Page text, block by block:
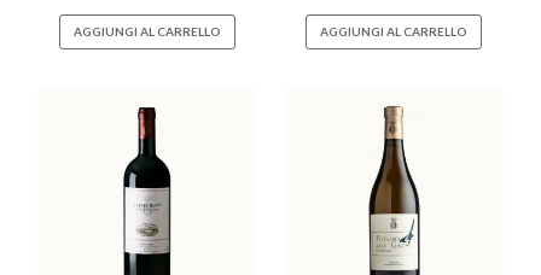
AGGIUNGI AL CARRELLO AGGIUNGI AL CARRELLO